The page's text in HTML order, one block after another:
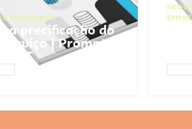
FINANCEIRA
a precificação do
serviço | Prompts